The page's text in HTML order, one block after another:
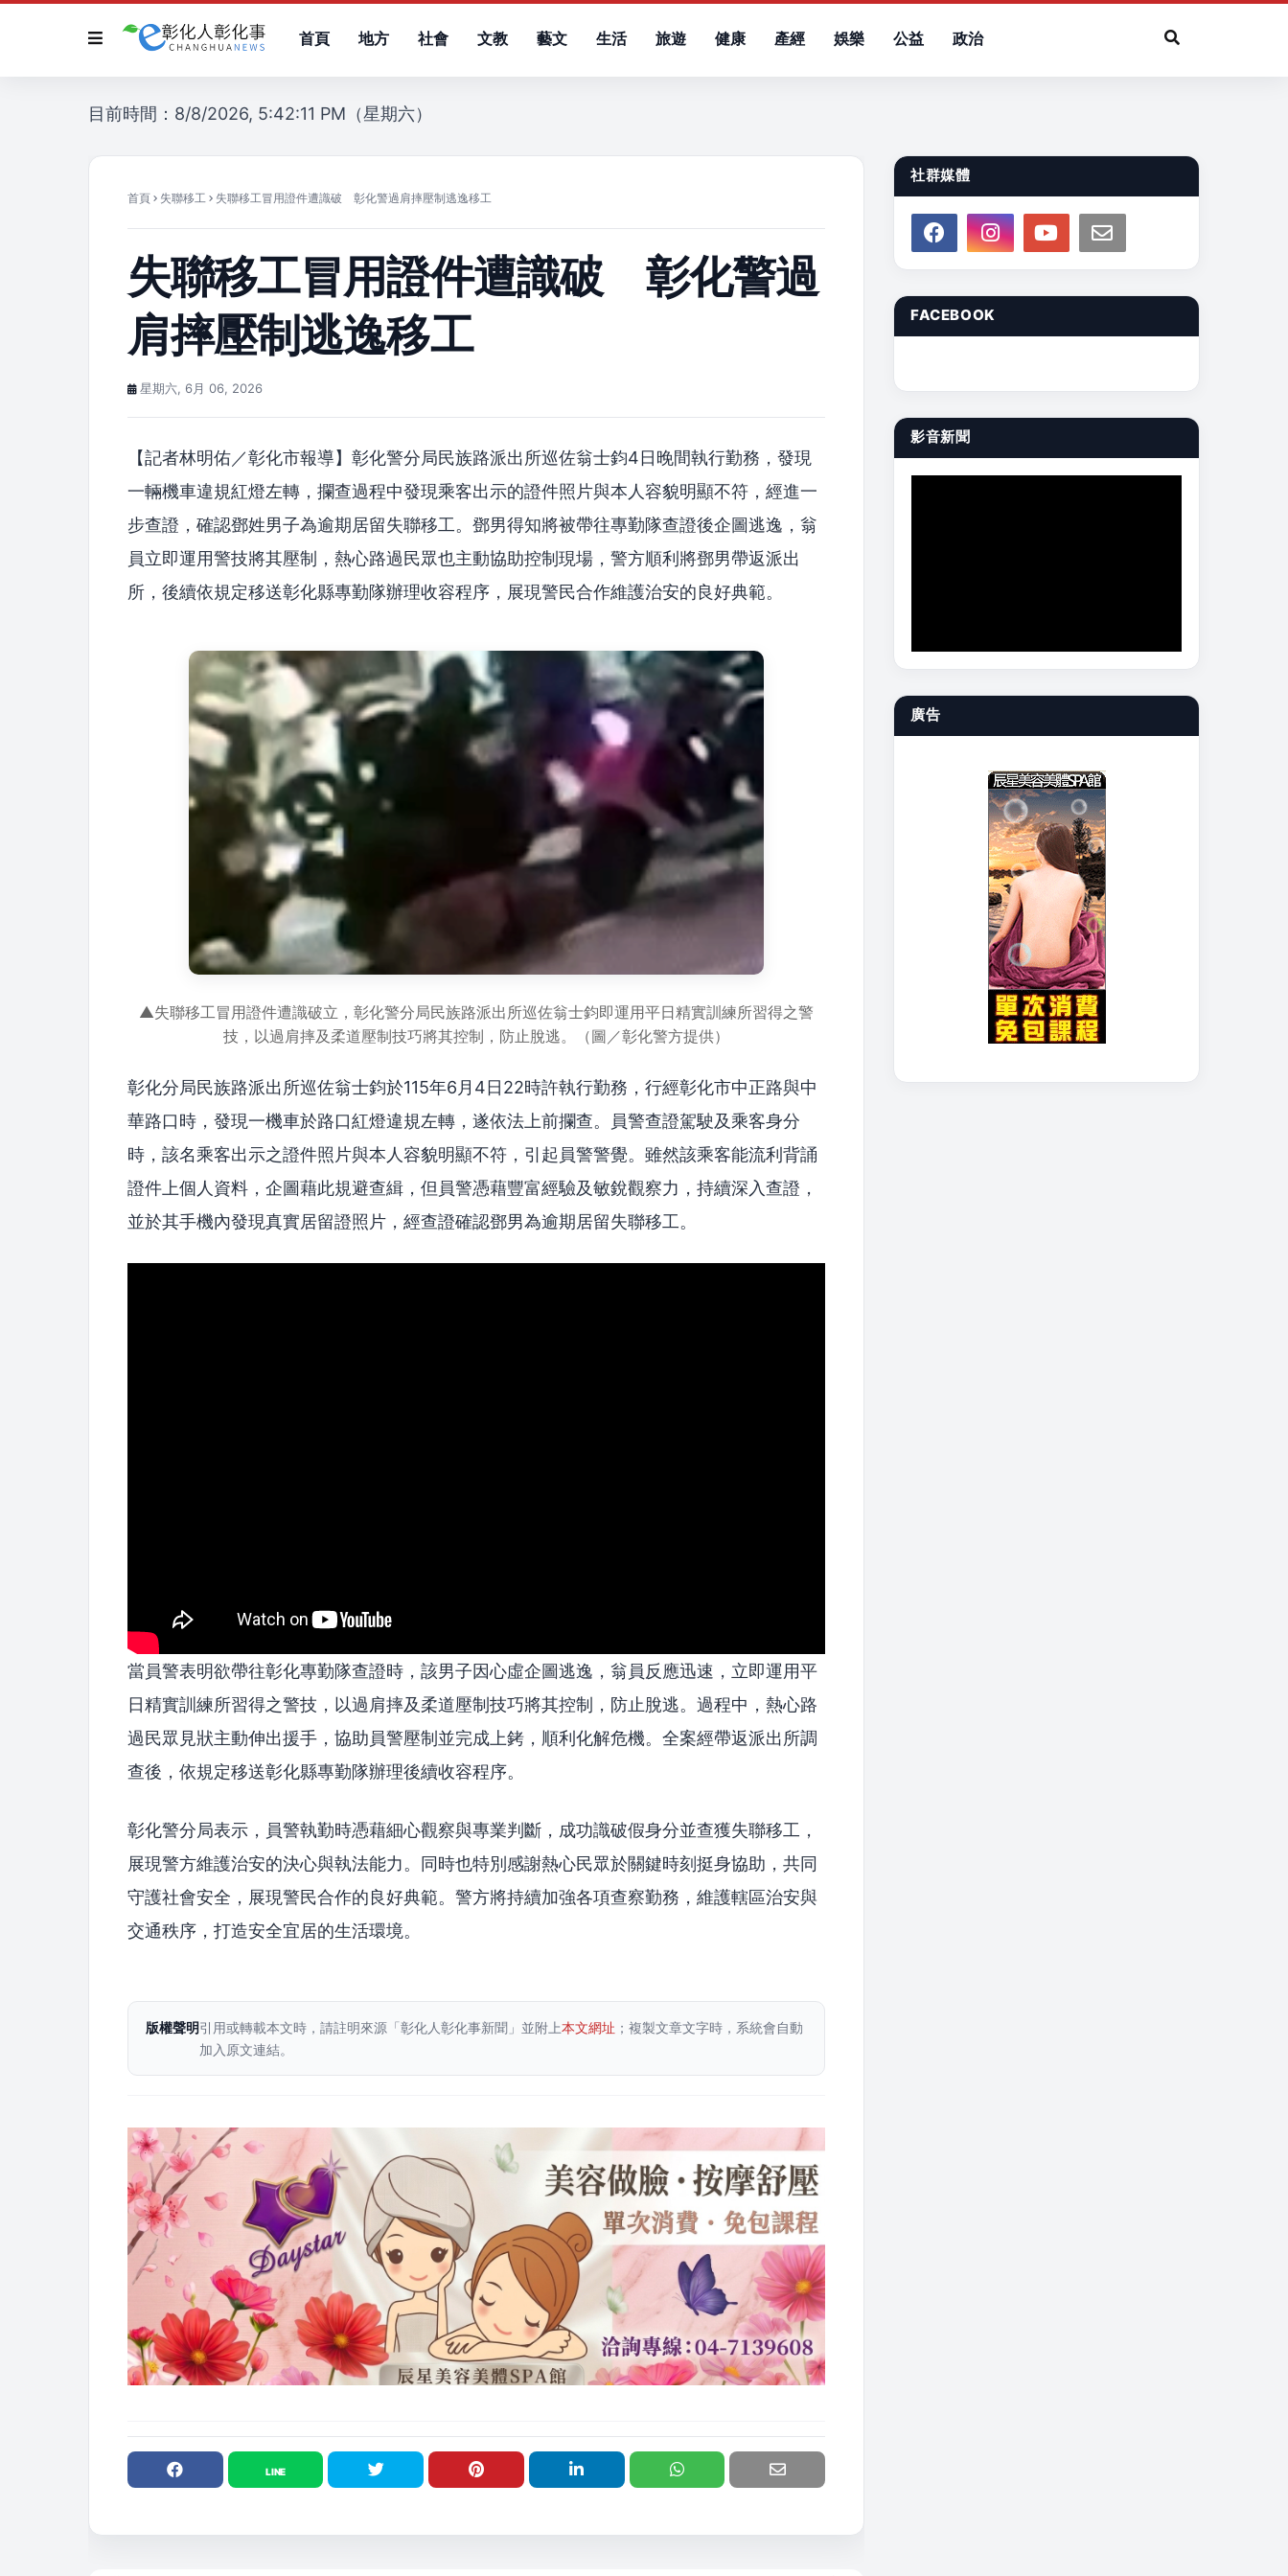
首頁 地方 社會 文教 藝文 生活 旅遊 健康 產經 娛樂 公益 政治
目前時間：8/8/2026, 5:42:11 PM（星期六）
首頁 失聯移工 失聯移工冒用證件遭識破 彰化警過肩摔壓制逃逸移工
失聯移工冒用證件遭識破 彰化警過
肩摔壓制逃逸移工
星期六, 6月 06, 2026
【記者林明佑／彰化市報導】彰化警分局民族路派出所巡佐翁士鈞4日晚間執行勤務，發現
一輛機車違規紅燈左轉，攔查過程中發現乘客出示的證件照片與本人容貌明顯不符，經進一
步查證，確認鄧姓男子為逾期居留失聯移工。鄧男得知將被帶往專勤隊查證後企圖逃逸，翁
員立即運用警技將其壓制，熱心路過民眾也主動協助控制現場，警方順利將鄧男帶返派出
所，後續依規定移送彰化縣專勤隊辦理收容程序，展現警民合作維護治安的良好典範。
▲失聯移工冒用證件遭識破立，彰化警分局民族路派出所巡佐翁士鈞即運用平日精實訓練所習得之警
技，以過肩摔及柔道壓制技巧將其控制，防止脫逃。（圖／彰化警方提供）
彰化分局民族路派出所巡佐翁士鈞於115年6月4日22時許執行勤務，行經彰化市中正路與中
華路口時，發現一機車於路口紅燈違規左轉，遂依法上前攔查。員警查證駕駛及乘客身分
時，該名乘客出示之證件照片與本人容貌明顯不符，引起員警警覺。雖然該乘客能流利背誦
證件上個人資料，企圖藉此規避查緝，但員警憑藉豐富經驗及敏銳觀察力，持續深入查證，
並於其手機內發現真實居留證照片，經查證確認鄧男為逾期居留失聯移工。
當員警表明欲帶往彰化專勤隊查證時，該男子因心虛企圖逃逸，翁員反應迅速，立即運用平
日精實訓練所習得之警技，以過肩摔及柔道壓制技巧將其控制，防止脫逃。過程中，熱心路
過民眾見狀主動伸出援手，協助員警壓制並完成上銬，順利化解危機。全案經帶返派出所調
查後，依規定移送彰化縣專勤隊辦理後續收容程序。
彰化警分局表示，員警執勤時憑藉細心觀察與專業判斷，成功識破假身分並查獲失聯移工，
展現警方維護治安的決心與執法能力。同時也特別感謝熱心民眾於關鍵時刻挺身協助，共同
守護社會安全，展現警民合作的良好典範。警方將持續加強各項查察勤務，維護轄區治安與
交通秩序，打造安全宜居的生活環境。
版權聲明引用或轉載本文時，請註明來源「彰化人彰化事新聞」並附上本文網址 ；複製文章文字時，系統會自動
加入原文連結。
社群媒體
FACEBOOK
影音新聞
廣告